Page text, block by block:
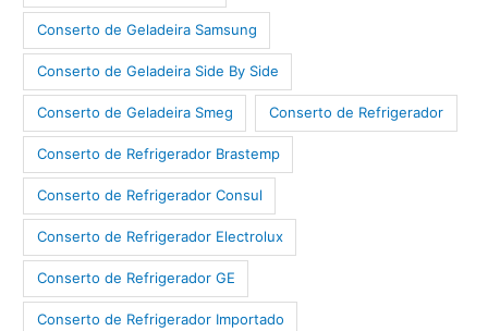
Conserto de Geladeira Samsung
Conserto de Geladeira Side By Side
Conserto de Geladeira Smeg Conserto de Refrigerador
Conserto de Refrigerador Brastemp
Conserto de Refrigerador Consul
Conserto de Refrigerador Electrolux
Conserto de Refrigerador GE
Conserto de Refrigerador Importado